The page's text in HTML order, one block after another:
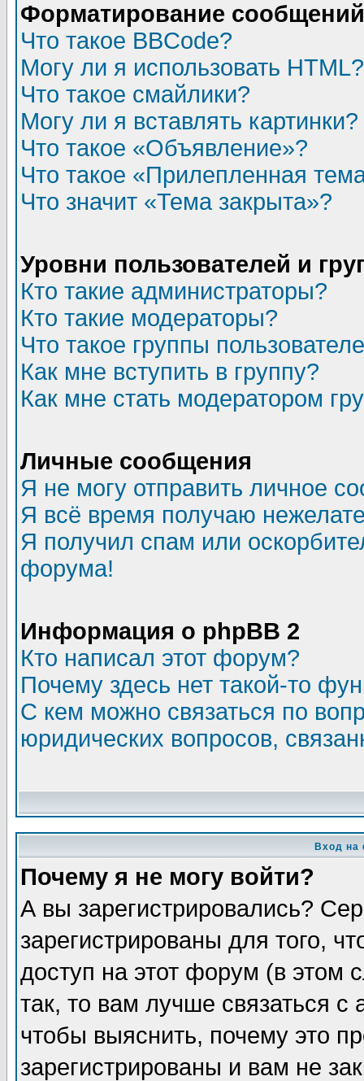
Форматирование
Что такое BBCode?
Могу ли я использовать HTML?
Что такое смайлики?
Могу ли я вставлять картинки?
Что такое «Объявление»?
Что такое «Прилепленная
Что значит «Тема закрыта»?
Уровни пользователей и
Кто такие администраторы?
Кто такие модераторы?
Что такое группы
Как мне вступить в группу?
Как мне стать модератором
Личные сообщения
Я не могу отправить личное
Я всё время получаю
Я получил спам или
форума!
Информация о phpBB 2
Кто написал этот форум?
Почему здесь нет такой-то
С кем можно связаться по
юридических вопросов,
Вход на
Почему я не могу войти?
А вы зарегистрировались?
зарегистрированы для того,
доступ на этот форум (в этом
так, то вам лучше связаться
чтобы выяснить, почему это
зарегистрированы и вам не